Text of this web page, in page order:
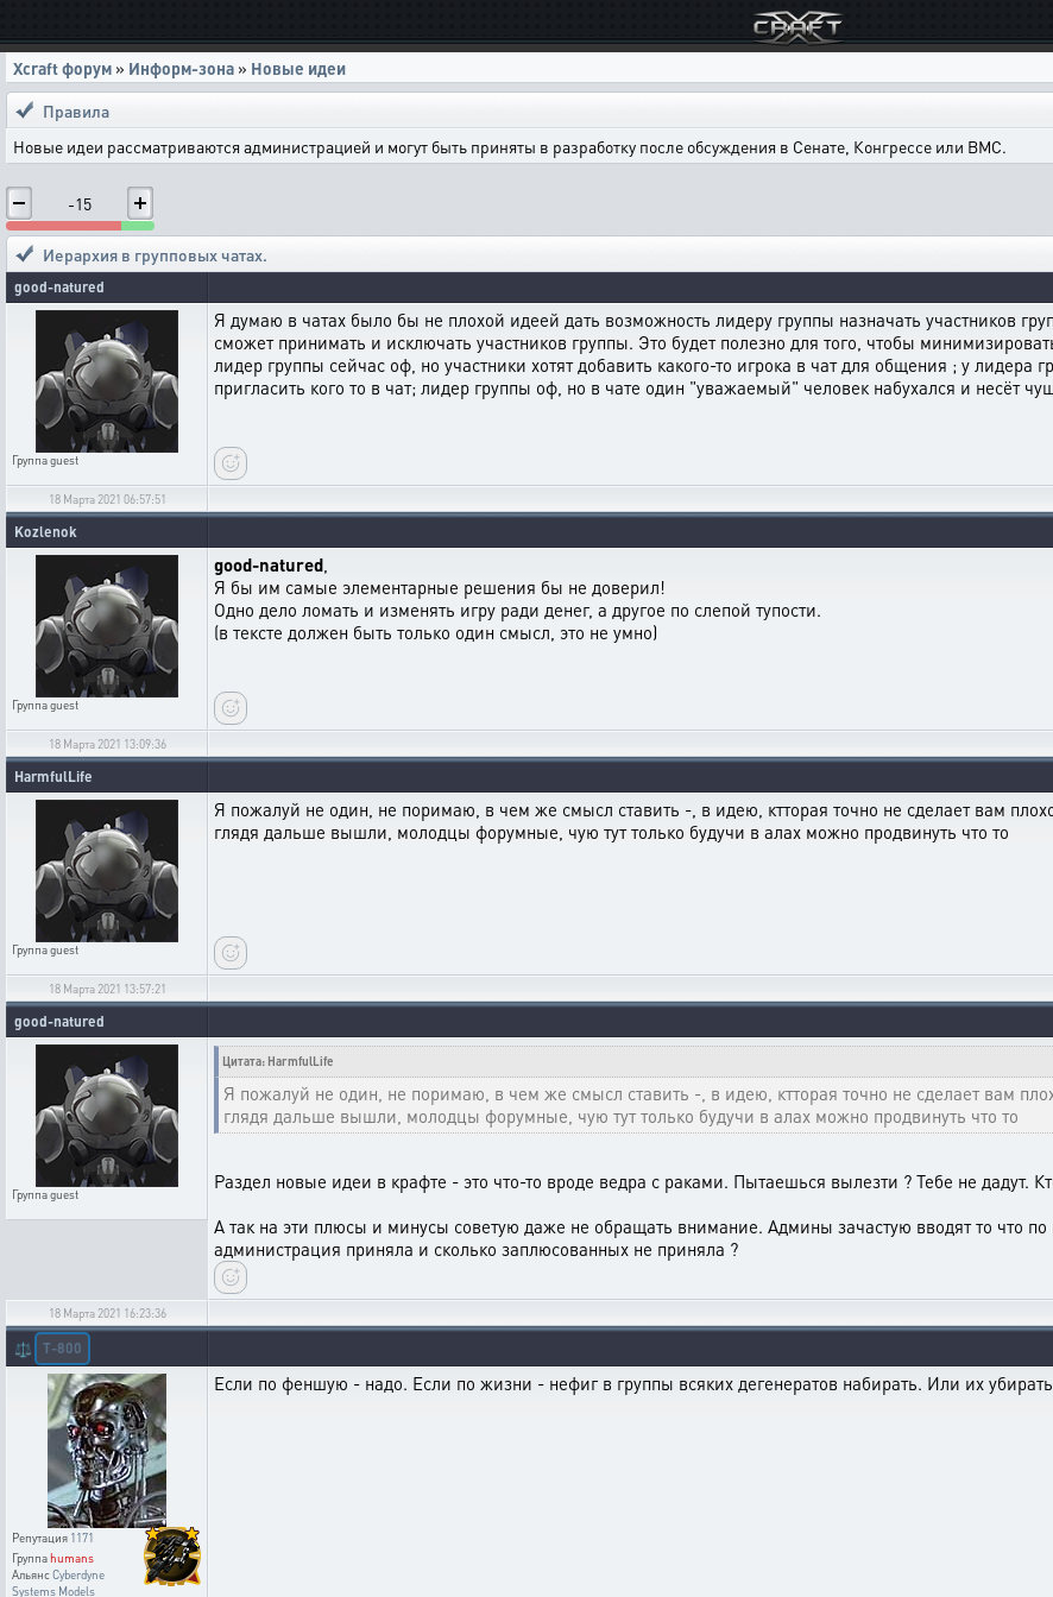
Xcraft форум » Информ-зона » Новые идеи
Правила
Новые идеи рассматриваются администрацией и могут быть приняты в разработку после обсуждения в Сенате, Конгрессе или ВМС.
-15
Иерархия в групповых чатах.
good-natured
Группаguest
Я думаю в чатах было бы не плохой идеей дать возможность лидеру группы назначать участников
сможет принимать и исключать участников группы. Это будет полезно для того, чтобы
лидер группы сейчас оф, но участники хотят добавить какого-то игрока в чат для общения ; у
пригласить кого то в чат; лидер группы оф, но в чате один "уважаемый" человек набухался и несёт
18 Марта 2021 06:57:51
Kozlenok
Группаguest
good-natured,
Я бы им самые элементарные решения бы не доверил!
Одно дело ломать и изменять игру ради денег, а другое по слепой тупости.
(в тексте должен быть только один смысл, это не умно)
18 Марта 2021 13:09:36
HarmfulLife
Группаguest
Я пожалуй не один, не поримаю, в чем же смысл ставить -, в идею, ктторая точно не сделает вам
глядя дальше вышли, молодцы форумные, чую тут только будучи в алах можно продвинуть что то
18 Марта 2021 13:57:21
good-natured
Группаguest
Цитата: HarmfulLife
Я пожалуй не один, не поримаю, в чем же смысл ставить -, в идею, ктторая точно не сделает вам
глядя дальше вышли, молодцы форумные, чую тут только будучи в алах можно продвинуть что то
Раздел новые идеи в крафте - это что-то вроде ведра с раками. Пытаешься вылезти ? Тебе не дадут.
А так на эти плюсы и минусы советую даже не обращать внимание. Админы зачастую вводят то что по
администрация приняла и сколько заплюсованных не приняла ?
18 Марта 2021 16:23:36
⚖️ T-800
Репутация 1171
Группаhumans
АльянсCyberdyne
Systems Models
Если по феншую - надо. Если по жизни - нефиг в группы всяких дегенератов набирать. Или их